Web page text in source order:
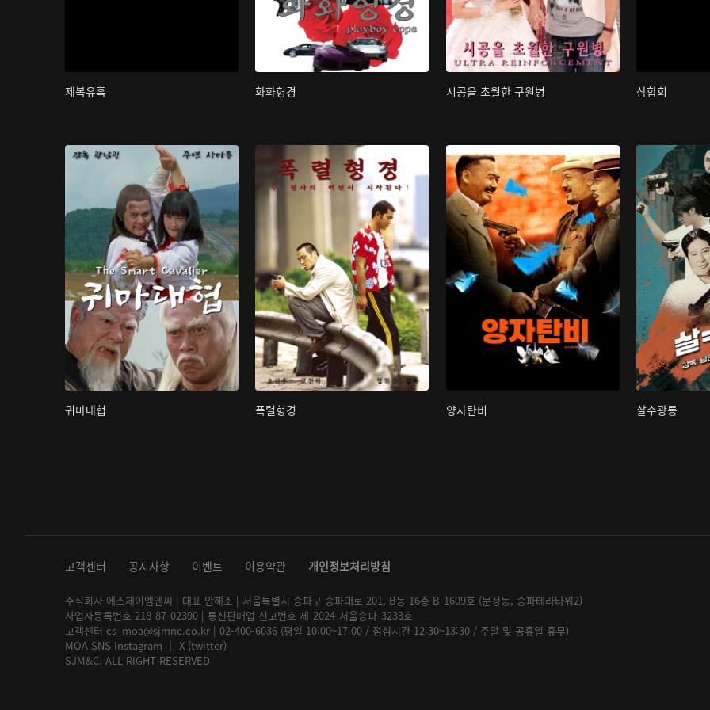
제복유혹 화화형경 시공을 초월한 구원병 삼합회
귀마대협 폭렬형경 양자탄비 살수광룡
고객센터 공지사항 이벤트 이용약관 개인정보처리방침
주식회사 에스제이엠엔씨 | 대표 안해조 | 서울특별시 송파구 송파대로 201, B동 16층 B-1609호 (문정동, 송파테라타워2)
사업자등록번호 218-87-02390 | 통신판매업 신고번호 제-2024-서울송파-3233호
고객센터 cs_moa@sjmnc.co.kr | 02-400-6036 (평일 10:00~17:00 / 점심시간 12:30~13:30 / 주말 및 공휴일 휴무)
MOA SNS Instagram │ X (twitter)
SJM&C. ALL RIGHT RESERVED